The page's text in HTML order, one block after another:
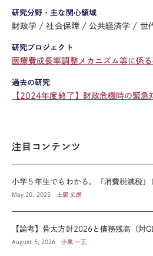
研究分野・主な関心領域
財政学 社会保障 公共経済学 世
研究プロジェクト
医療費成長率調整メカニズム等に係
過去の研究
【2024年度終了】財政危機時の緊急
注目コンテンツ
小学５年生でもわかる。「消費税減税」
May 20, 2025 土居 丈朗
【論考】骨太方針2026と債務残高（対
August 5, 2026 小黒 一正